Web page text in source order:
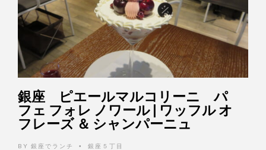
銀座 ピエールマルコリーニ パ
フェ フォレ ノワール | ワッフル オ
フレーズ ＆ シャンパーニュ
BY 銀座でランチ • 銀座５丁目